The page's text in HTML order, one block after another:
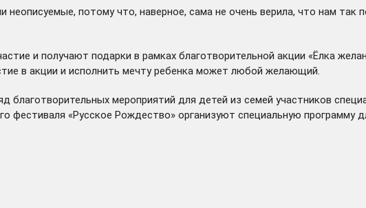
неописуемые, потому что, наверное, сама не очень верила, что нам так
и получают подарки в рамках благотворительной акции «Ёлка
в акции и исполнить мечту ребенка может любой желающий.
благотворительных мероприятий для детей из семей участников
фестиваля «Русское Рождество» организуют специальную программу